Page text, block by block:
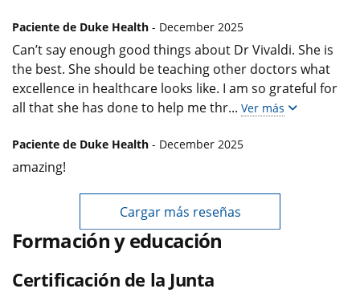
Paciente de Duke Health - December 2025
Can’t say enough good things about Dr Vivaldi. She is
the best. She should be teaching other doctors what
excellence in healthcare looks like. I am so grateful for
all that she has done to help me thr... Ver más
Paciente de Duke Health - December 2025
amazing!
Cargar más reseñas
Formación y educación
Certificación de la Junta